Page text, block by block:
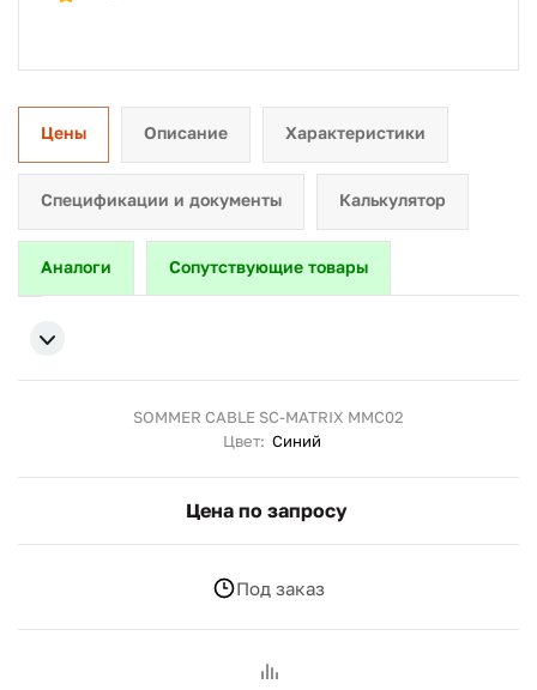
Цены Описание Характеристики
Спецификации и документы Калькулятор
Аналоги Сопутствующие товары
SOMMER CABLE SC-MATRIX MMC02
Цвет: Синий
Цена по запросу
Под заказ